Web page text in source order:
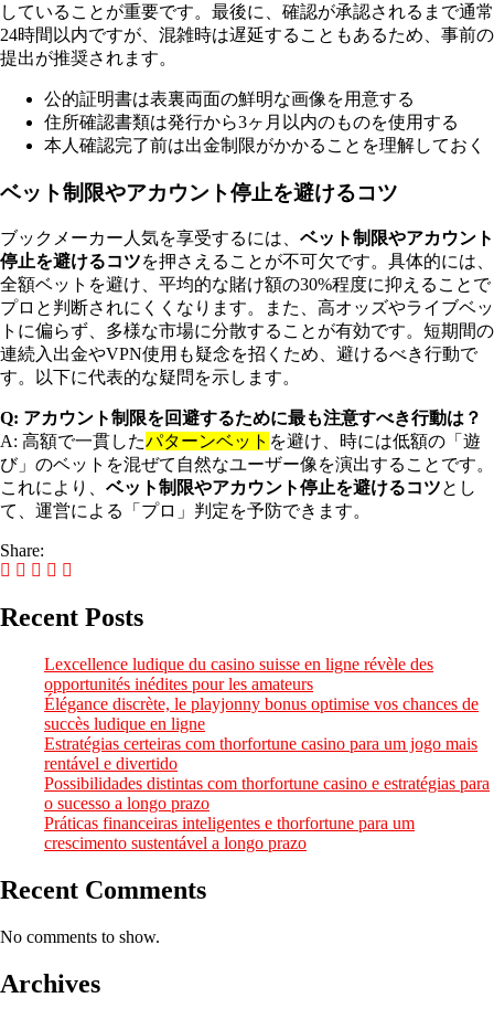
していることが重要です。最後に、確認が承認されるまで通常
24時間以内ですが、混雑時は遅延することもあるため、事前の
提出が推奨されます。
公的証明書は表裏両面の鮮明な画像を用意する
住所確認書類は発行から3ヶ月以内のものを使用する
本人確認完了前は出金制限がかかることを理解しておく
ベット制限やアカウント停止を避けるコツ
ブックメーカー人気を享受するには、 ベット制限やアカウント
停止を避けるコツを押さえることが不可欠です。具体的には、
全額ベットを避け、平均的な賭け額の30%程度に抑えることで
プロと判断されにくくなります。また、高オッズやライブベッ
トに偏らず、多様な市場に分散することが有効です。短期間の
連続入出金やVPN使用も疑念を招くため、避けるべき行動で
す。以下に代表的な疑問を示します。
Q: アカウント制限を回避するために最も注意すべき行動は？
A: 高額で一貫したパターンベット を避け、時には低額の「遊
び」のベットを混ぜて自然なユーザー像を演出することです。
これにより、 ベット制限やアカウント停止を避けるコツとし
て、運営による「プロ」判定を予防できます。
Share:
Recent Posts
Lexcellence ludique du casino suisse en ligne révèle des
opportunités inédites pour les amateurs
Élégance discrète, le playjonny bonus optimise vos chances de
succès ludique en ligne
Estratégias certeiras com thorfortune casino para um jogo mais
rentável e divertido
Possibilidades distintas com thorfortune casino e estratégias para
o sucesso a longo prazo
Práticas financeiras inteligentes e thorfortune para um
crescimento sustentável a longo prazo
Recent Comments
No comments to show.
Archives